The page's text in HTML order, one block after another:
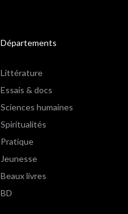
Départements
Littérature
Essais & docs
Sciences humaines
Spiritualités
Pratique
Jeunesse
Beaux livres
BD